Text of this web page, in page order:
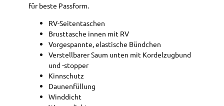
für beste Passform.
RV-Seitentaschen
Brusttasche innen mit RV
Vorgespannte, elastische Bündchen
Verstellbarer Saum unten mit Kordelzugbund
und -stopper
Kinnschutz
Daunenfüllung
Winddicht